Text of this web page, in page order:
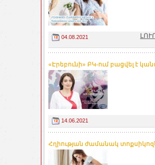
04.08.2021
«Էրեբունի» ԲԿ-ում բացվել է
14.06.2021
Հղիության ժամանակ